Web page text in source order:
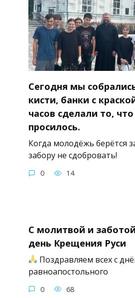
Сегодня мы
кисти, банки с
часов сделали то,
просилось.
Когда молодёжь берётся
забору не сдобровать!
0 14
С молитвой и
день Крещения Руси
Поздравляем всех с
равноапостольного
0 68